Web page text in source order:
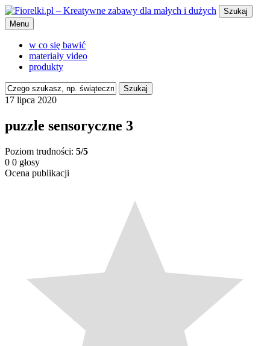
Szukaj
Menu
w co się bawić
materiały video
produkty
Szukaj
17 lipca 2020
puzzle sensoryczne 3
Poziom trudności: 5/5
0 0 głosy
Ocena publikacji